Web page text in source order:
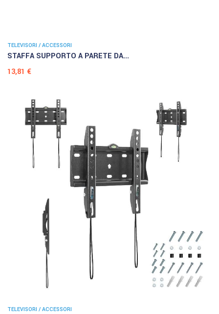
TELEVISORI / ACCESSORI
STAFFA SUPPORTO A PARETE DA...
Prezzo
13,81 €
TELEVISORI / ACCESSORI